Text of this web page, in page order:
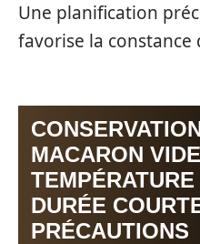
Une planification
favorise la
MACARON
DURÉE
PRÉCAUTIONS